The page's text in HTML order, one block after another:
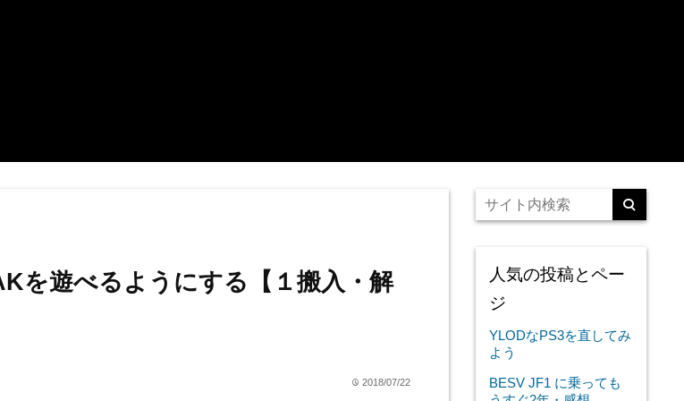
を遊べるようにする【１搬入・解
time 2018/07/22
人気の投稿とペー
ジ
YLODなPS3を直してみ
よう
BESV JF1 に乗っても